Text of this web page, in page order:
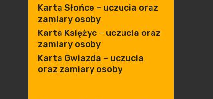
Karta Słońce – uczucia oraz
zamiary osoby
Karta Księżyc – uczucia oraz
zamiary osoby
Karta Gwiazda – uczucia
oraz zamiary osoby